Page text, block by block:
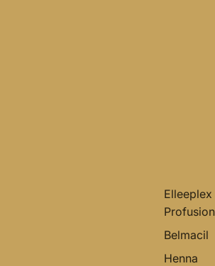
Elleeplex
Profusion
Belmacil
Henna